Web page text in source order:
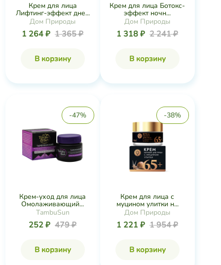
Крем для лица
Лифтинг-эффект дне...
Дом Природы
1 264 ₽ 1 365 ₽
В корзину
Крем для лица Ботокс-
эффект ночн...
Дом Природы
1 318 ₽ 2 241 ₽
В корзину
-47%
Крем-уход для лица
Омолаживающий...
TambuSun
252 ₽ 479 ₽
В корзину
-38%
Крем для лица с
муцином улитки н...
Дом Природы
1 221 ₽ 1 954 ₽
В корзину